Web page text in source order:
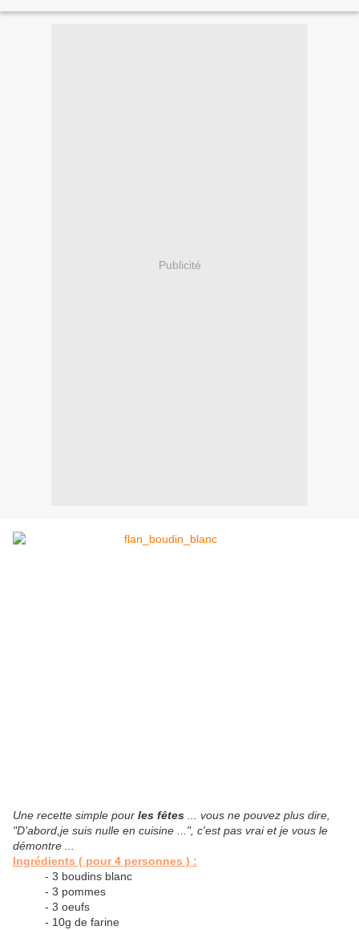
Publicité
Une recette simple pour les fêtes ... vous ne pouvez plus dire,
"D'abord,je suis nulle en cuisine ...", c'est pas vrai et je vous le
démontre ...
Ingrédients ( pour 4 personnes ) :
- 3 boudins blanc
- 3 pommes
- 3 oeufs
- 10g de farine